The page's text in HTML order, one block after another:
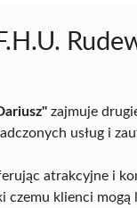
zajmuje
usług i
atrakcyjne i
czemu klienci